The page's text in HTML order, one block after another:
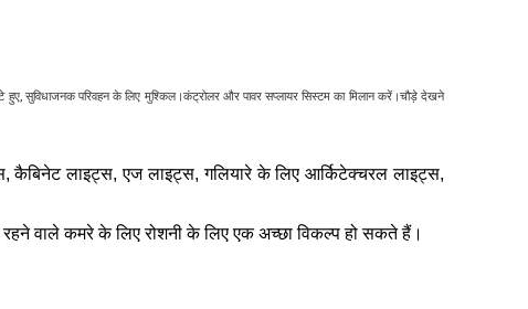
सुविधाजनक परिवहन के लिए मुश्किल।कंट्रोलर और पावर सप्लायर सिस्टम का मिलान करें।चौड़े देखने
कैबिनेट लाइट्स, एज लाइट्स, गलियारे के लिए आर्किटेक्चरल लाइट्स,
रहने वाले कमरे के लिए रोशनी के लिए एक अच्छा विकल्प हो सकते हैं।